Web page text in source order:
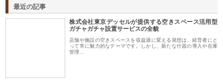
最近の記事
株式会社東京デッセルが提供する空きスペース活用型
ガチャガチャ設置サービスの全貌
店舗や施設の空きスペースを収益源に変える発想は、経営者にと
って常に魅力的なテーマです。しかし、新たな什器の導入や在庫
管理…